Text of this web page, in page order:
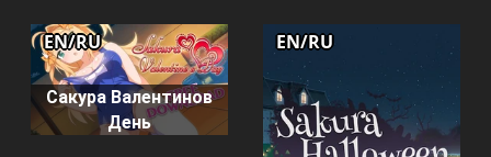
Сакура Валентинов
День
EN/RU EN/RU